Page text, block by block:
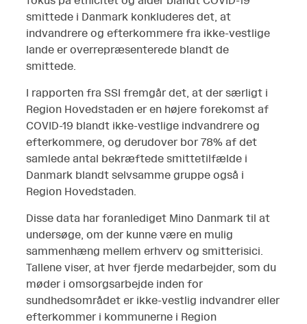
smittede i Danmark konkluderes det, at
indvandrere og efterkommere fra ikke-vestlige
lande er overrepræsenterede blandt de
smittede.
I rapporten fra SSI fremgår det, at der særligt i
Region Hovedstaden er en højere forekomst af
COVID-19 blandt ikke-vestlige indvandrere og
efterkommere, og derudover bor 78% af det
samlede antal bekræftede smittetilfælde i
Danmark blandt selvsamme gruppe også i
Region Hovedstaden.
Disse data har foranlediget Mino Danmark til at
undersøge, om der kunne være en mulig
sammenhæng mellem erhverv og smitterisici.
Tallene viser, at hver fjerde medarbejder, som du
møder i omsorgsarbejde inden for
sundhedsområdet er ikke-vestlig indvandrer eller
efterkommer i kommunerne i Region